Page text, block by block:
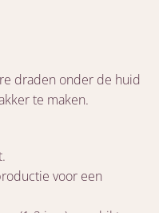
draden onder de huid
te maken.
voor een